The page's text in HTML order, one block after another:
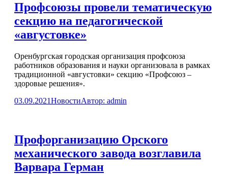
Профсоюзы провели тематическую
секцию на педагогической
«августовке»
Оренбургская городская организация профсоюза
работников образования и науки организовала в рамках
традиционной «августовки» секцию «Профсоюз –
здоровые решения».
03.09.2021НовостиАвтор: admin
Профорганизацию Орского
механического завода возглавила
Варвара Герман